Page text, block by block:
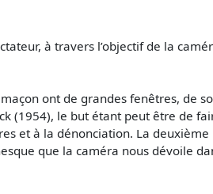
à travers l’objectif de la
ont de grandes fenêtres, de
(1954), le but étant peut être de
et à la dénonciation. La
que la caméra nous dévoile